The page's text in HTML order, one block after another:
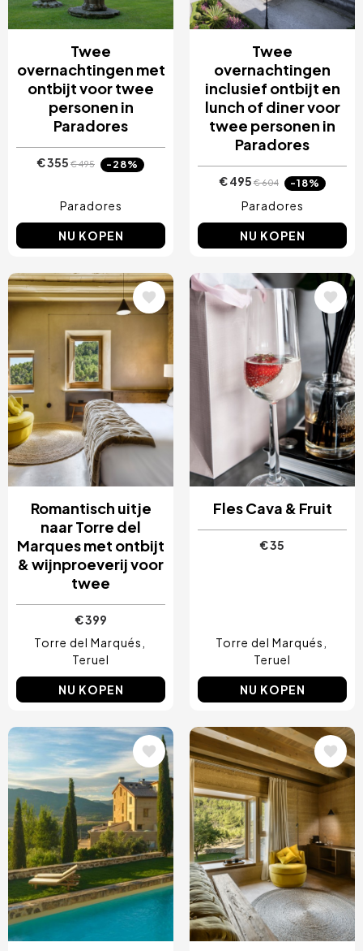
Twee
overnachtingen met
ontbijt voor twee
personen in
Paradores
€ 355 € 495 -28%
Paradores
NU KOPEN
Twee
overnachtingen
inclusief ontbijt en
lunch of diner voor
twee personen in
Paradores
€ 495€ 604 -18%
Paradores
NU KOPEN
Afbeelding
Romantisch uitje
naar Torre del
Marques met ontbijt
& wijnproeverij voor
twee
€ 399
Torre del Marqués
Teruel
NU KOPEN
Afbeelding
Fles Cava & Fruit
€ 35
Torre del Marqués
Teruel
NU KOPEN
Afbeelding Afbeelding